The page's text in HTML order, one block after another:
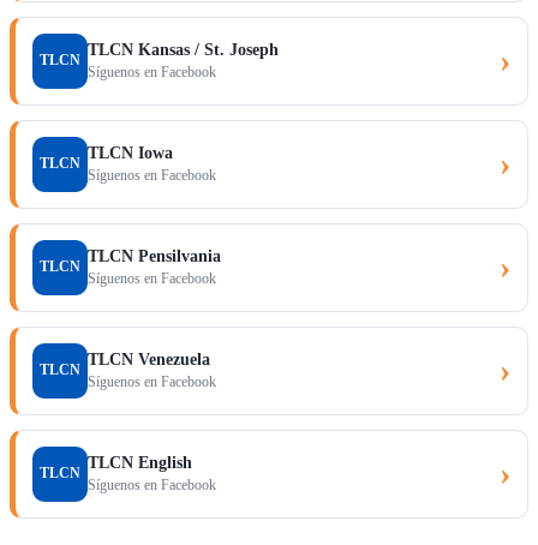
TLCN
TLCN Kansas / St. Joseph
Síguenos en Facebook ›
TLCN
TLCN Iowa
Síguenos en Facebook ›
TLCN
TLCN Pensilvania
Síguenos en Facebook ›
TLCN
TLCN Venezuela
Síguenos en Facebook ›
TLCN
TLCN English
Síguenos en Facebook ›